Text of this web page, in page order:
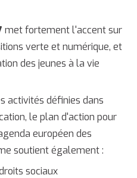
met fortement l'accent sur
verte et numérique, et
des jeunes à la vie
activités définies dans
le plan d'action pour
européen des
soutient également :
sociaux